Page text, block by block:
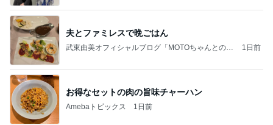
夫とファミレスで晩ごはん
武東由美オフィシャルブログ「MOTOちゃんとのは
1日前
お得なセットの肉の旨味チャーハン
Amebaトピックス 1日前